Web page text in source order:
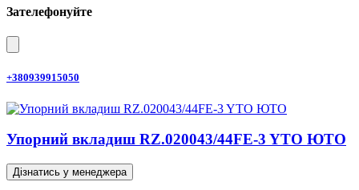
Зателефонуйте
+380939915050
Упорний вкладиш RZ.020043/44FE-3 YTO ЮТО
Дізнатись у менеджера